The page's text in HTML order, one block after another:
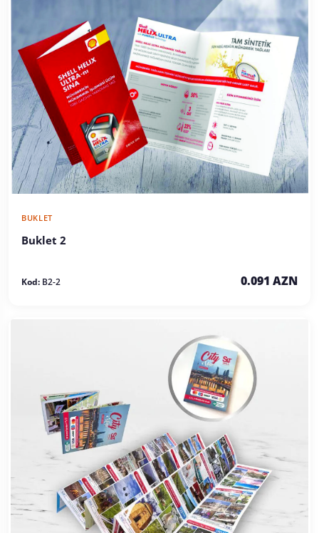
BUKLET
Buklet 2
Kod: B2-2 0.091 AZN